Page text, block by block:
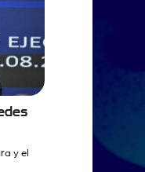
y el